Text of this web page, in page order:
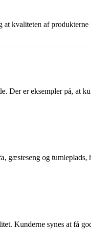
kvaliteten af
Der er eksempler på, at
gæsteseng og
Kunderne synes at få